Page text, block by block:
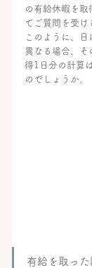
の有給休暇を取
てご質問を受け
このように、日
異なる場合、そ
得1日分の計算
のでしょうか。
有給を取っ